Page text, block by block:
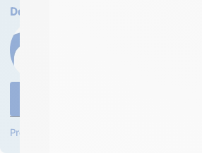
Des questions sur ce produit ?
Professionnels ? Créez votre compte et